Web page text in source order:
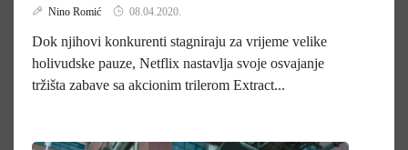
Nino Romić 08.04.2020.
Dok njihovi konkurenti stagniraju za vrijeme velike
holivudske pauze, Netflix nastavlja svoje osvajanje
tržišta zabave sa akcionim trilerom Extract...